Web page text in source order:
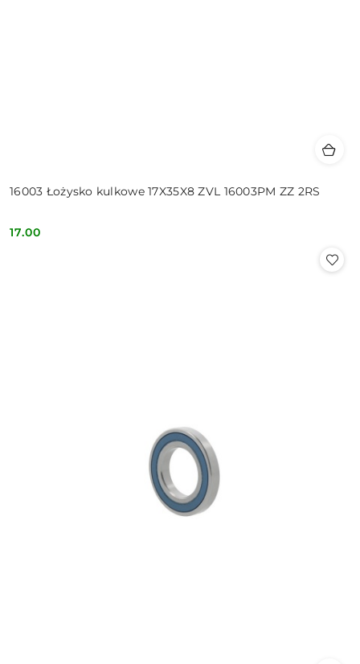
16003 Łożysko kulkowe 17X35X8 ZVL 16003PM ZZ 2RS
Cena:
17.00